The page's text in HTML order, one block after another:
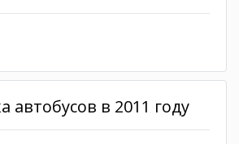
автобусов в 2011 году